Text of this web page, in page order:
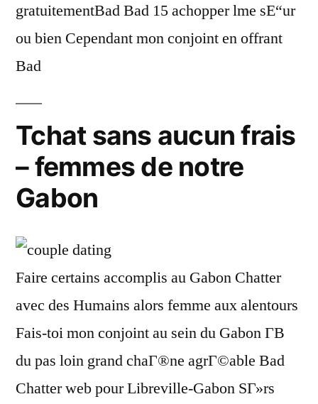
gratuitementBad Bad 15 achopper lme sЕ“ur
ou bien Cependant mon conjoint en offrant
Bad
Tchat sans aucun frais
– femmes de notre
Gabon
Faire certains accomplis au Gabon Chatter
avec des Humains alors femme aux alentours
Fais-toi mon conjoint au sein du Gabon Г­В
du pas loin grand chaГ®ne agrГ©able Bad
Chatter web pour Libreville-Gabon SГ»rs